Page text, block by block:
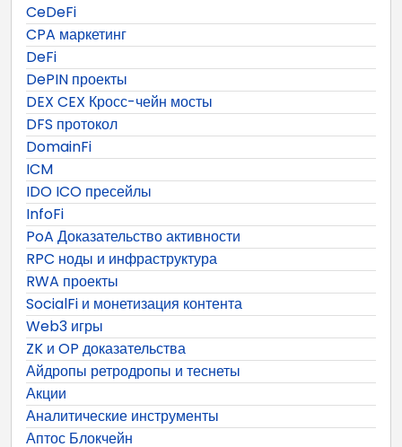
CeDeFi
CPA маркетинг
DeFi
DePIN проекты
DEX CEX Кросс-чейн мосты
DFS протокол
DomainFi
ICM
IDO ICO пресейлы
InfoFi
PoA Доказательство активности
RPC ноды и инфраструктура
RWA проекты
SocialFi и монетизация контента
Web3 игры
ZK и OP доказательства
Айдропы ретродропы и теснеты
Акции
Аналитические инструменты
Аптос Блокчейн